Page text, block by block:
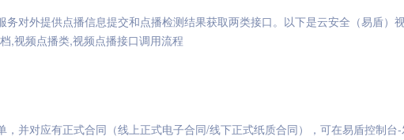
务对外提供点播信息提交和点播检测结果获取两类接口。以下是云安全（易盾）
,视频点播类,视频点播接口调用流程
，并对应有正式合同（线上正式电子合同/线下正式纸质合同），可在易盾控制台